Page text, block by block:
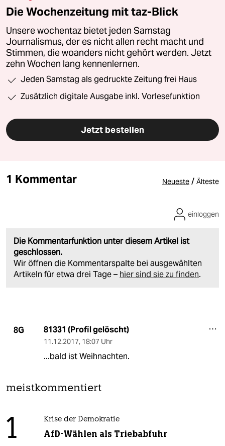
Die Wochenzeitung mit taz-Blick
Unsere wochentaz bietet jeden Samstag
Journalismus, der es nicht allen recht macht und
Stimmen, die woanders nicht gehört werden. Jetzt
zehn Wochen lang kennenlernen.
Jeden Samstag als gedruckte Zeitung frei Haus
Zusätzlich digitale Ausgabe inkl. Vorlesefunktion
Jetzt bestellen
1 Kommentar Neueste / Älteste
Die Kommentarfunktion unter diesem Artikel ist
geschlossen.
Wir öffnen die Kommentarspalte bei ausgewählten
Artikeln für etwa drei Tage – hier sind sie zu finden.
einloggen
8G 81331 (Profil gelöscht)
11.12.2017, 18:07 Uhr
...bald ist Weihnachten.
meistkommentiert
1 Krise der Demokratie
AfD-Wählen als Triebabfuhr